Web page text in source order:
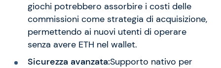
giochi potrebbero assorbire i costi delle
commissioni come strategia di acquisizione,
permettendo ai nuovi utenti di operare
senza avere ETH nel wallet.
Sicurezza avanzata:Supporto nativo per